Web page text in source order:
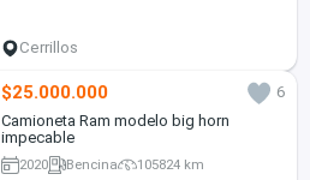
Cerrillos
$25.000.000
6
Camioneta Ram modelo big horn
impecable
2020 Bencina 105824 km